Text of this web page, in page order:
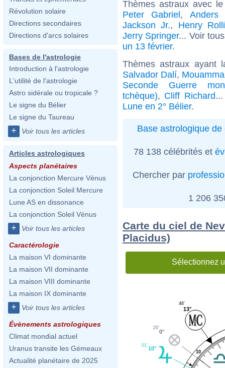
Révolution solaire
Directions secondaires
Directions d'arcs solaires
Bases de l'astrologie
Introduction à l'astrologie
L'utilité de l'astrologie
Astro sidérale ou tropicale ?
Le signe du Bélier
Le signe du Taureau
+ Voir tous les articles
Articles astrologiques
Aspects planétaires
La conjonction Mercure Vénus
La conjonction Soleil Mercure
Lune AS en dissonance
La conjonction Soleil Vénus
+ Voir tous les articles
Caractérologie
La maison VI dominante
La maison VII dominante
La maison VIII dominante
La maison IX dominante
+ Voir tous les articles
Évènements astrologiques
Climat mondial actuel
Uranus transite les Gémeaux
Actualité planétaire de 2025
Thèmes astraux avec
Peter Gabriel, Anders
Jackson Jr., Henry
Jerry Springer... Voir
un 13 février.
Thèmes astraux
Salvador Dalí,
Seconde Guerre
tchèque), Cliff Richard
Lune en 2° Bélier.
Base astrologique de
78 138 célébrités et
Chercher par
1 206
Carte du ciel de
Placidus)
Sélectionnez
10
13°
46'
0°
20'
10°
01'